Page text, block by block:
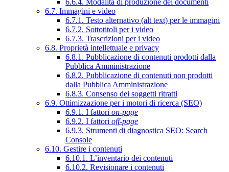
6.7. Immagini e video
6.7.1. Testo alternativo (alt text) per le immagini
6.7.2. Sottotitoli per i video
6.7.3. Trascrizioni per i video
6.8. Proprietà intellettuale e privacy
6.8.1. Pubblicazione di contenuti prodotti dalla
Pubblica Amministrazione
6.8.2. Pubblicazione di contenuti non prodotti
dalla Pubblica Amministrazione
6.8.3. Consenso dei soggetti ritratti
6.9. Ottimizzazione per i motori di ricerca (SEO)
6.9.1. I fattori on-page
6.9.2. I fattori off-page
6.9.3. Strumenti di diagnostica SEO: Search
Console
6.10. Gestire i contenuti
6.10.1. L’inventario dei contenuti
6.10.2. Revisionare i contenuti